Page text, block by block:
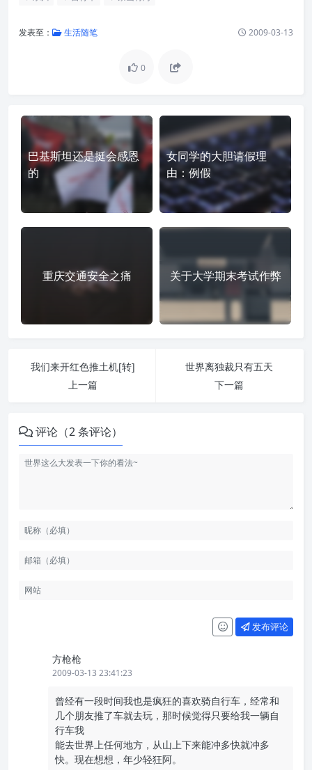
发表至： 生活随笔 2009-03-13
0
巴基斯坦还是挺会感恩
的
女同学的大胆请假理
由：例假
重庆交通安全之痛 关于大学期末考试作弊
我们来开红色推土机[转]
上一篇
世界离独裁只有五天
下一篇
评论（2 条评论）
发布评论
方枪枪
2009-03-13 23:41:23
曾经有一段时间我也是疯狂的喜欢骑自行车，经常和
几个朋友推了车就去玩，那时候觉得只要给我一辆自
行车我
能去世界上任何地方，从山上下来能冲多快就冲多
快。现在想想，年少轻狂阿。